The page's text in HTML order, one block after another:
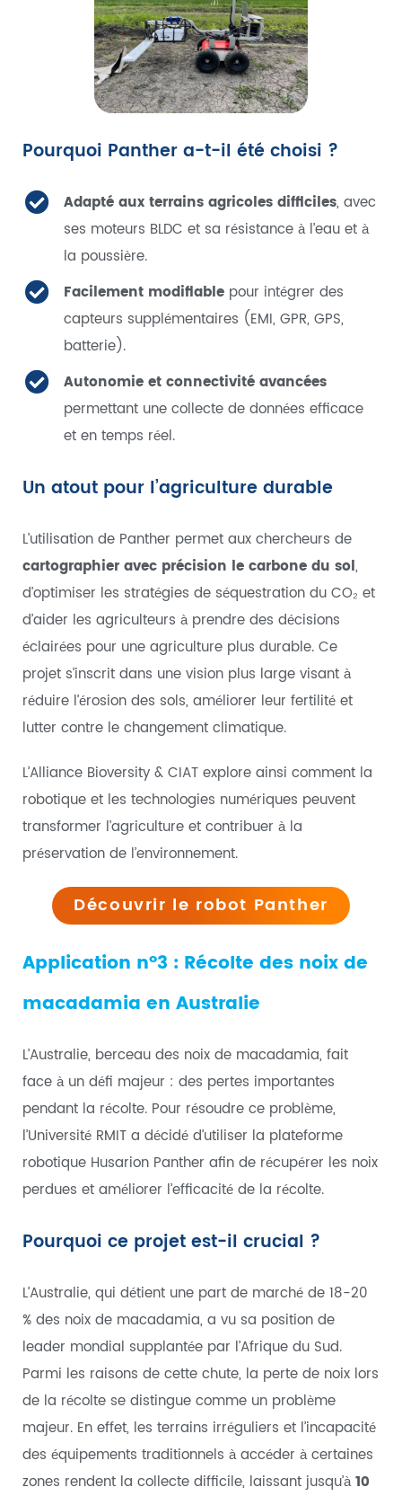
Pourquoi Panther a-t-il été choisi ?
Adapté aux terrains agricoles difficiles, avec
ses moteurs BLDC et sa résistance à l’eau et à
la poussière.
Facilement modifiablepour intégrer des
capteurs supplémentaires (EMI, GPR, GPS,
batterie).
Autonomie et connectivité avancées
permettant une collecte de données efficace
et en temps réel.
Un atout pour l’agriculture durable
L’utilisation de Panther permet aux chercheurs de
cartographier avec précision le carbone du sol,
d’optimiser les stratégies de séquestration du CO₂ et
d’aider les agriculteurs à prendre des décisions
éclairées pour une agriculture plus durable. Ce
projet s’inscrit dans une vision plus large visant à
réduire l’érosion des sols, améliorer leur fertilité et
lutter contre le changement climatique.
L’Alliance Bioversity & CIAT explore ainsi comment la
robotique et les technologies numériques peuvent
transformer l’agriculture et contribuer à la
préservation de l’environnement.
Découvrir le robot Panther
Application n°3 : Récolte des noix de
macadamia en Australie
L’Australie, berceau des noix de macadamia, fait
face à un défi majeur : des pertes importantes
pendant la récolte. Pour résoudre ce problème,
l’Université RMIT a décidé d’utiliser la plateforme
robotique Husarion Panther afin de récupérer les noix
perdues et améliorer l’efficacité de la récolte.
Pourquoi ce projet est-il crucial ?
L’Australie, qui détient une part de marché de 18-20
% des noix de macadamia, a vu sa position de
leader mondial supplantée par l’Afrique du Sud.
Parmi les raisons de cette chute, la perte de noix lors
de la récolte se distingue comme un problème
majeur. En effet, les terrains irréguliers et l’incapacité
des équipements traditionnels à accéder à certaines
zones rendent la collecte difficile, laissant jusqu’à10